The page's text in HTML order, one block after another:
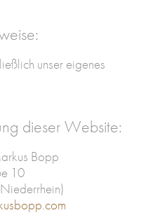
unser eigenes
dieser Website:
Bopp
10